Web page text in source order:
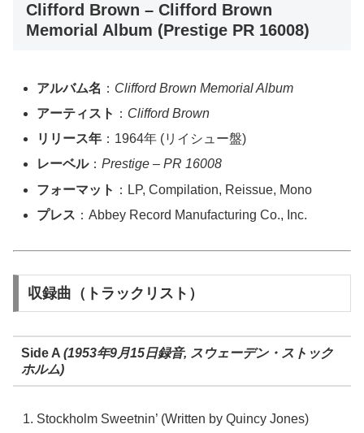
Clifford Brown – Clifford Brown
Memorial Album (Prestige PR 16008)
アルバム名 ： Clifford Brown Memorial Album
アーティスト ： Clifford Brown
リリース年 ：1964年 (リイシュー盤)
レーベル：Prestige – PR 16008
フォーマット ：LP, Compilation, Reissue, Mono
プレス ：Abbey Record Manufacturing Co., Inc.
収録曲（トラックリスト）
Side A (1953年9月15日録音, スウェーデン・ストック
ホルム)
Stockholm Sweetnin’ (Written by Quincy Jones)